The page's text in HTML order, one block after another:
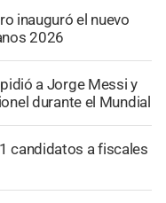
inauguró el nuevo
2026
a Jorge Messi y
durante el Mundial
candidatos a fiscales